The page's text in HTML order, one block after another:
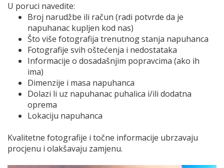
U poruci navedite:
Broj narudžbe ili račun (radi potvrde da je
napuhanac kupljen kod nas)
Što više fotografija trenutnog stanja napuhanca
Fotografije svih oštećenja i nedostataka
Informacije o dosadašnjim popravcima (ako ih
ima)
Dimenzije i masa napuhanca
Dolazi li uz napuhanac puhalica i/ili dodatna
oprema
Lokaciju napuhanca
Kvalitetne fotografije i točne informacije ubrzavaju
procjenu i olakšavaju zamjenu.